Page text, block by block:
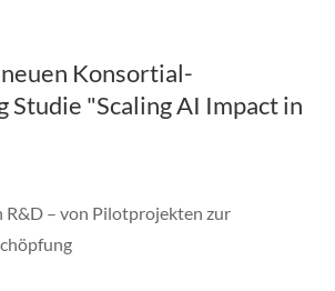
Konsortial-
Studie "Scaling AI Impact in
R&D – von Pilotprojekten zur